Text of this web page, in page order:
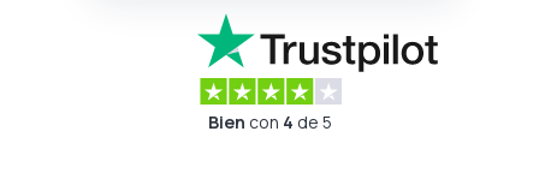
Bien con 4 de 5